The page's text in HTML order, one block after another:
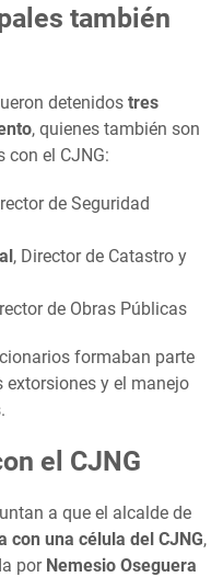
también
detenidos tres
, quienes también son
con el CJNG:
de Seguridad
, Director de Catastro y
de Obras Públicas
formaban parte
y el manejo
el CJNG
a que el alcalde de
con una célula del CJNG,
por Nemesio Oseguera